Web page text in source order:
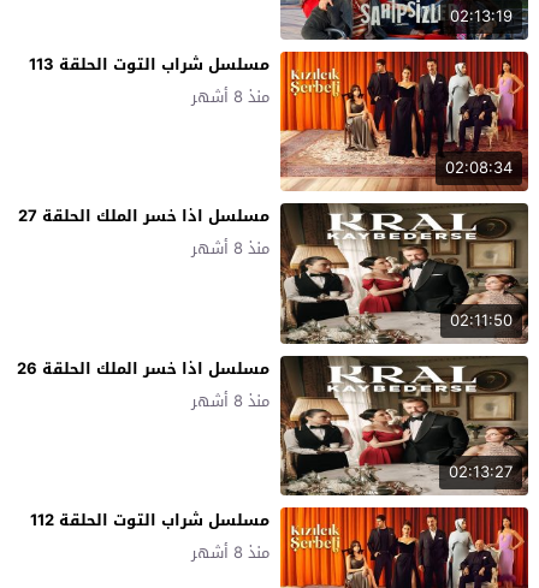
02:13:19
02:08:34
مسلسل شراب التوت الحلقة 113
منذ 8 أشهر
02:11:50
مسلسل اذا خسر الملك الحلقة 27
منذ 8 أشهر
02:13:27
مسلسل اذا خسر الملك الحلقة 26
منذ 8 أشهر
مسلسل شراب التوت الحلقة 112
منذ 8 أشهر